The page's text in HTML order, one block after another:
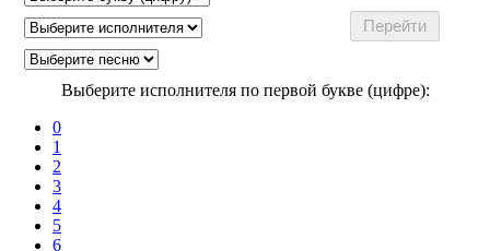
Выберите исполнителя по первой букве (цифре):
0
1
2
3
4
5
6